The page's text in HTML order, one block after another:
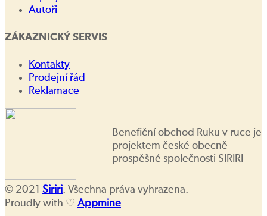
Autoři
ZÁKAZNICKÝ SERVIS
Kontakty
Prodejní řád
Reklamace
Benefiční obchod Ruku v ruce je
projektem české obecně
prospěšné společnosti SIRIRI
© 2021 Siriri. Všechna práva vyhrazena.
Proudly with ♡ Appmine